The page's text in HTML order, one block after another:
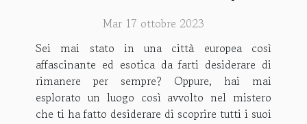
Mar 17 ottobre 2023
Sei mai stato in una città europea così
affascinante ed esotica da farti desiderare di
rimanere per sempre? Oppure, hai mai
esplorato un luogo così avvolto nel mistero
che ti ha fatto desiderare di scoprire tutti i suoi